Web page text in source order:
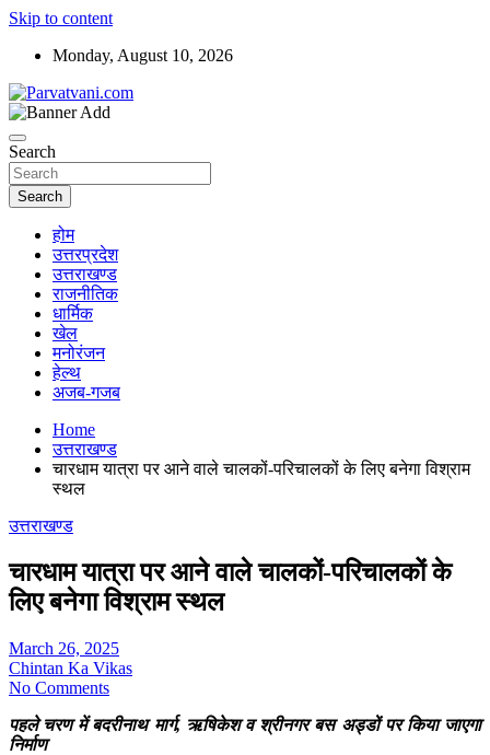
Skip to content
Monday, August 10, 2026
Parvatvani.com
Search
Search
होम
उत्तरप्रदेश
उत्तराखण्ड
राजनीतिक
धार्मिक
खेल
मनोरंजन
हेल्थ
अजब-गजब
Home
उत्तराखण्ड
चारधाम यात्रा पर आने वाले चालकों-परिचालकों के लिए बनेगा विश्राम
स्थल
उत्तराखण्ड
चारधाम यात्रा पर आने वाले चालकों-परिचालकों के
लिए बनेगा विश्राम स्थल
March 26, 2025
Chintan Ka Vikas
No Comments
पहले चरण में बदरीनाथ मार्ग, ऋषिकेश व श्रीनगर बस अड्डों पर किया जाएगा
निर्माण